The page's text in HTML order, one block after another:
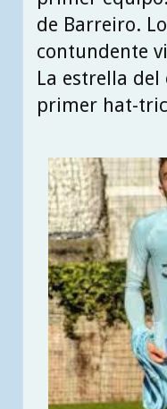
de Barreiro.
contundente
La estrella
primer hat-